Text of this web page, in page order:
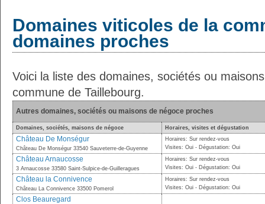
Domaines viticoles de la
domaines proches
Voici la liste des domaines, sociétés ou
commune de Taillebourg.
Autres domaines, sociétés ou maisons de négoce proches
Domaines, sociétés, maisons de négoce Horaires, visites et dégustation
Château De Monségur
Château De Monségur 33540 Sauveterre-de-Guyenne
Horaires: Sur rendez-vous
Visites: Oui - Dégustation: Oui
Château Arnaucosse
3 Arnaucosse 33580 Saint-Sulpice-de-Guilleragues
Horaires: Sur rendez-vous
Visites: Oui - Dégustation: Oui
Château la Connivence
Château La Connivence 33500 Pomerol
Horaires: Sur rendez-vous
Visites: Oui - Dégustation: Oui
Clos Beauregard